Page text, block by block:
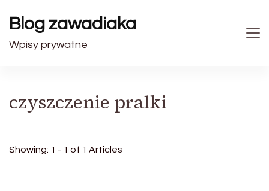
Blog zawadiaka
Wpisy prywatne
czyszczenie pralki
Showing: 1 - 1 of 1 Articles